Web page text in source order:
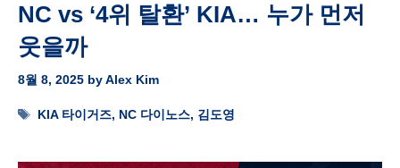
NC vs ‘4위 탈환’ KIA… 누가 먼저
웃을까
8월 8, 2025 byAlex Kim
Tags
KIA 타이거즈, NC 다이노스, 김도영